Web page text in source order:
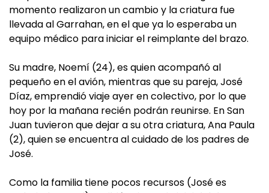
momento realizaron un cambio y la criatura fue
llevada al Garrahan, en el que ya lo esperaba un
equipo médico para iniciar el reimplante del brazo.
Su madre, Noemí (24), es quien acompañó al
pequeño en el avión, mientras que su pareja, José
Díaz, emprendió viaje ayer en colectivo, por lo que
hoy por la mañana recién podrán reunirse. En San
Juan tuvieron que dejar a su otra criatura, Ana Paula
(2), quien se encuentra al cuidado de los padres de
José.
Como la familia tiene pocos recursos (José es